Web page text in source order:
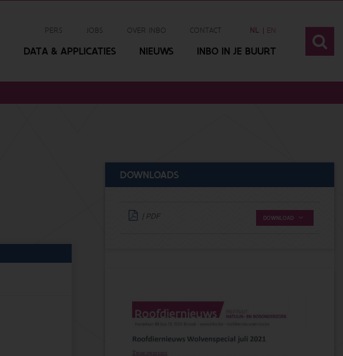
PERS JOBS OVER INBO CONTACT NL EN
DATA & APPLICATIES NIEUWS INBO IN JE BUURT
DOWNLOADS
| PDF DOWNLOAD